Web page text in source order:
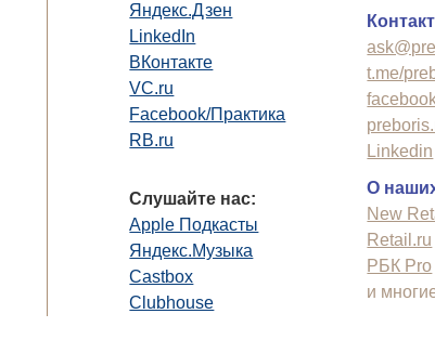
Яндекс.Дзен
LinkedIn
ВКонтакте
VC.ru
Facebook/Практика
RB.ru
Слушайте нас:
Apple Подкасты
Яндекс.Музыка
Castbox
Clubhouse
t.me/
Linkedin
О
New
Retail.ru
РБК Pro
и